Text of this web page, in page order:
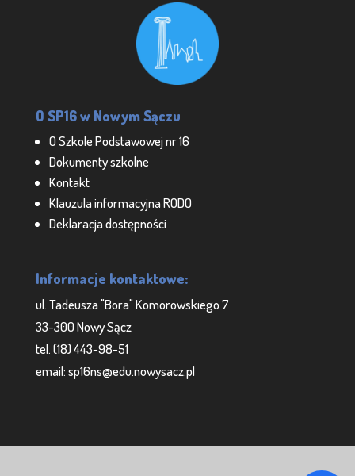
O SP16 w Nowym Sączu
O Szkole Podstawowej nr 16
Dokumenty szkolne
Kontakt
Klauzula informacyjna RODO
Deklaracja dostępności
Informacje kontaktowe:
ul. Tadeusza "Bora" Komorowskiego 7
33-300 Nowy Sącz
tel. (18) 443-98-51
email: sp16ns@edu.nowysacz.pl